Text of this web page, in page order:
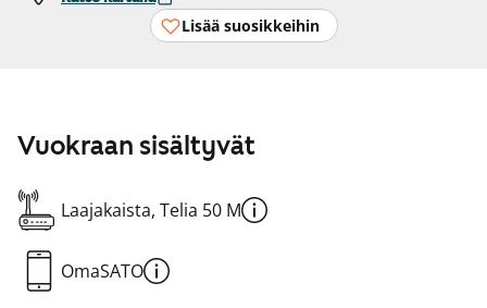
Lisää suosikkeihin
Vuokraan sisältyvät
Laajakaista, Telia 50 M
OmaSATO